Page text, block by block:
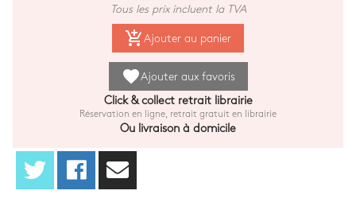
Tous les prix incluent la TVA
add_shopping_cart Ajouter au panier
favorite Ajouter aux favoris
Click & collect retrait librairie
Réservation en ligne, retrait gratuit en librairie
Ou livraison à domicile